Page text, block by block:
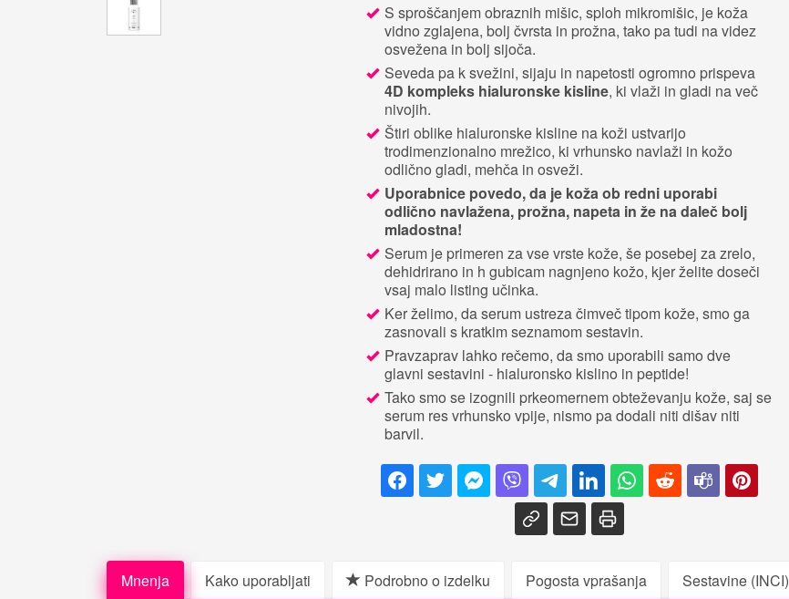
S sproščanjem obraznih mišic, sploh mikromišic, je koža
vidno zglajena, bolj čvrsta in prožna, tako pa tudi na videz
osvežena in bolj sijoča.
Seveda pa k svežini, sijaju in napetosti ogromno prispeva
4D kompleks hialuronske kisline, ki vlaži in gladi na več
nivojih.
Štiri oblike hialuronske kisline na koži ustvarijo
trodimenzionalno mrežico, ki vrhunsko navlaži in kožo
odlično gladi, mehča in osveži.
Uporabnice povedo, da je koža ob redni uporabi
odlično navlažena, prožna, napeta in že na daleč bolj
mladostna!
Serum je primeren za vse vrste kože, še posebej za zrelo,
dehidrirano in h gubicam nagnjeno kožo, kjer želite doseči
vsaj malo listing učinka.
Ker želimo, da serum ustreza čimveč tipom kože, smo ga
zasnovali s kratkim seznamom sestavin.
Pravzaprav lahko rečemo, da smo uporabili samo dve
glavni sestavini - hialuronsko kislino in peptide!
Tako smo se izognili prkeomernem obteževanju kože, saj se
serum res vrhunsko vpije, nismo pa dodali niti dišav niti
barvil.
Mnenja Kako uporabljati Podrobno o izdelku Pogosta vprašanja Sestavine (INCI)